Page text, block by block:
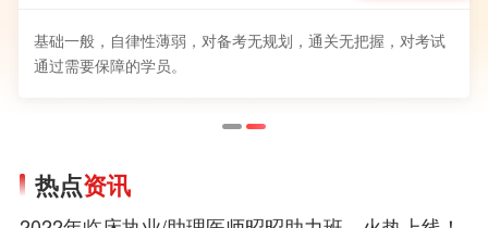
基础一般，自律性薄弱，对备考无规划，通关无把握，对考试
通过需要保障的学员。
热点资讯